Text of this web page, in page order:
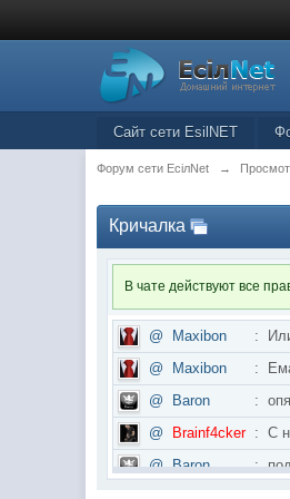
Сайт сети EsilNET
Форум сети EciлNet →
Кричалка
В чате действуют все
@ Maxibon :
@
Maxibon :
@
Baron :
@
Brainf4cker :
С
@
Baron :